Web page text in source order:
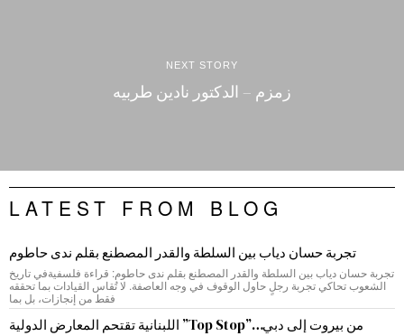
NEXT STORY
زمزم – الدكتور نادين طربيه
LATEST FROM BLOG
تجربة حسان دياب بين السلطة والقدر المصطنع بقلم ندى حاطوم
تجربة حسان دياب بين السلطة والقدر المصطنع بقلم ندى حاطوم: قراءة فلسفيةفي تاريخ
الشعوب تحاكي تجربة رجلٍ حاول الوقوف في وجه العاصفة. لا تُقاس القيادات بما تحققه
فقط من إنجازات، بل بما
من بيروت إلى دبي…”Top Stop” اللبنانية تقتحم المعارض الدولية